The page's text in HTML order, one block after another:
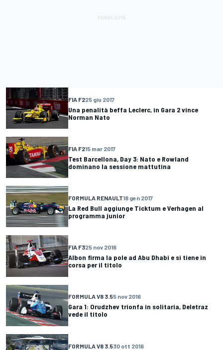
FIA F225 giu 2017
Una penalità beffa Leclerc, in Gara 2 vince
Norman Nato
FIA F215 mar 2017
Test Barcellona, Day 3: Nato e Rowland
dominano la sessione mattutina
FORMULA RENAULT18 gen 2017
La Red Bull aggiunge Ticktum e Verhagen al
programma junior
FIA F325 nov 2016
Albon firma la pole ad Abu Dhabi e si tiene in
corsa per il titolo
FORMULA V8 3.55 nov 2016
Gara 1: Orudzhev trionfa in solitaria, Deletraz
vede il titolo
FORMULA V8 3.530 ott 2016